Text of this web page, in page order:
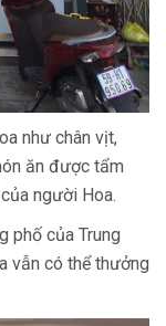
như chân vịt,
ăn được tẩm
người Hoa.
phố của Trung
vẫn có thể thưởng